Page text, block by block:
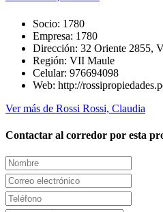
Socio: 1780
Empresa: 1780
Dirección: 32 Oriente 2855,
Región: VII Maule
Celular: 976694098
Web: http://
Ver más de Rossi Rossi, Claudia
Contactar al corredor por esta